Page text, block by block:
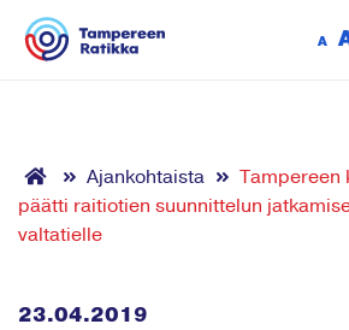
A
Ajankohtaista
Tampereen
päätti raitiotien suunnittelun
valtatielle
23.04.2019